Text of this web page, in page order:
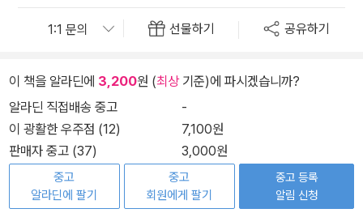
선물하기 공유하기
이 책을 알라딘에 3,200원 (최상기준)에 파시겠습니까?
알라딘 직접배송 중고
-
이 광활한 우주점 (12)
7,100원
판매자 중고 (37)
3,000원
중고
알라딘에 팔기
중고
회원에게 팔기
중고 등록
알림 신청